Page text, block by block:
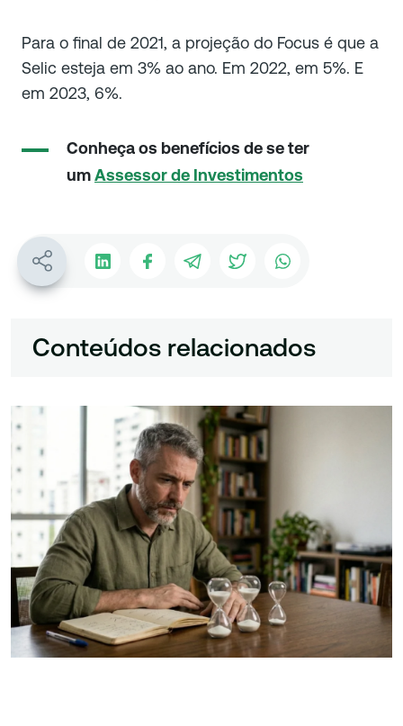
Para o final de 2021, a projeção do Focus é que a
Selic esteja em 3% ao ano. Em 2022, em 5%. E
em 2023, 6%.
Conheça os benefícios de se ter
umAssessor de Investimentos
Conteúdos relacionados